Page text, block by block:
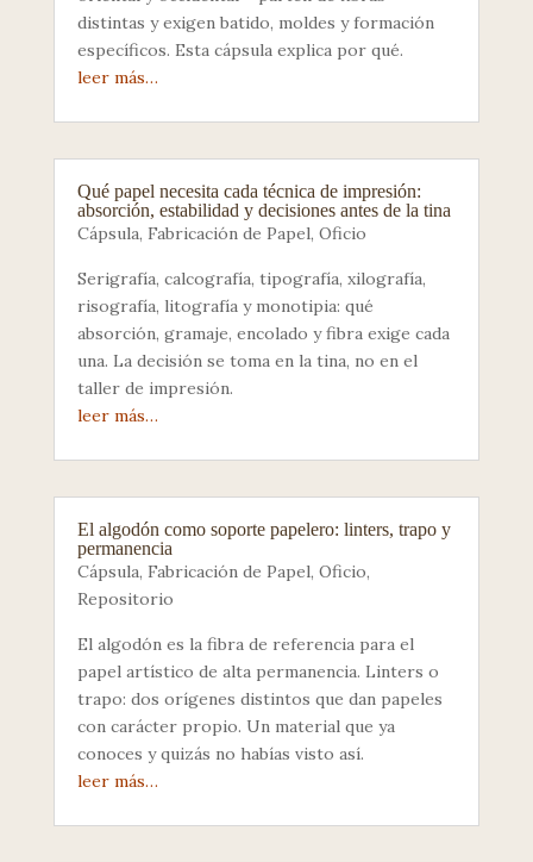
distintas y exigen batido, moldes y formación
específicos. Esta cápsula explica por qué.
leer más…
Qué papel necesita cada técnica de impresión:
absorción, estabilidad y decisiones antes de la tina
Cápsula, Fabricación de Papel, Oficio
Serigrafía, calcografía, tipografía, xilografía,
risografía, litografía y monotipia: qué
absorción, gramaje, encolado y fibra exige cada
una. La decisión se toma en la tina, no en el
taller de impresión.
leer más…
El algodón como soporte papelero: linters, trapo y
permanencia
Cápsula, Fabricación de Papel, Oficio,
Repositorio
El algodón es la fibra de referencia para el
papel artístico de alta permanencia. Linters o
trapo: dos orígenes distintos que dan papeles
con carácter propio. Un material que ya
conoces y quizás no habías visto así.
leer más…